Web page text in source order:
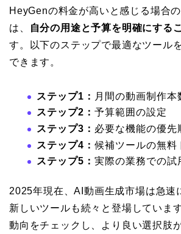
HeyGenの料金が高いと感じる場合
は、
自分の用途と予算を明確にする
す。以下のステップで最適なツール
できます。
ステップ1： 月間の動画制作
ステップ2： 予算範囲の設定
ステップ3： 必要な機能の優先
ステップ4： 候補ツールの無料
ステップ5： 実際の業務での試
2025年現在、AI動画生成市場は急速
新しいツールも続々と登場していま
動向をチェックし、より良い選択肢